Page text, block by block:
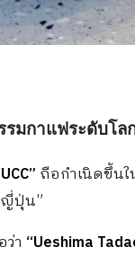
มกาแฟระดับโล
UCC” ถือกำเนิดขึ้น
ญี่ปุ่น”
า “Ueshima